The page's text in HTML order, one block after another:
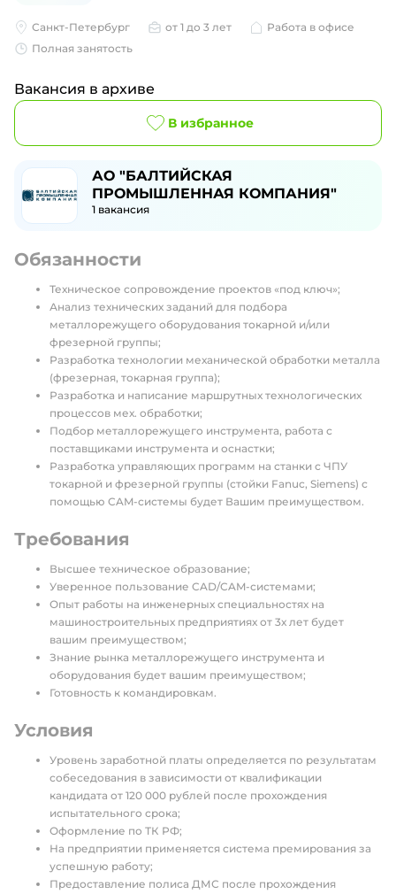
Санкт-Петербург от 1 до 3 лет
Работа в офисе
Полная занятость
Вакансия в архиве
В избранное
АО "БАЛТИЙСКАЯ
ПРОМЫШЛЕННАЯ КОМПАНИЯ"
1 вакансия
Обязанности
Техническое сопровождение проектов «под ключ»;
Анализ технических заданий для подбора
металлорежущего оборудования токарной и/или
фрезерной группы;
Разработка технологии механической обработки металла
(фрезерная, токарная группа);
Разработка и написание маршрутных технологических
процессов мех. обработки;
Подбор металлорежущего инструмента, работа с
поставщиками инструмента и оснастки;
Разработка управляющих программ на станки с ЧПУ
токарной и фрезерной группы (стойки Fanuc, Siemens) с
помощью CAM-системы будет Вашим преимуществом.
Требования
Высшее техническое образование;
Уверенное пользование CAD/CAM-системами;
Опыт работы на инженерных специальностях на
машиностроительных предприятиях от 3х лет будет
вашим преимуществом;
Знание рынка металлорежущего инструмента и
оборудования будет вашим преимуществом;
Готовность к командировкам.
Условия
Уровень заработной платы определяется по результатам
собеседования в зависимости от квалификации
кандидата от 120 000 рублей после прохождения
испытательного срока;
Оформление по ТК РФ;
На предприятии применяется система премирования за
успешную работу;
Предоставление полиса ДМС после прохождения